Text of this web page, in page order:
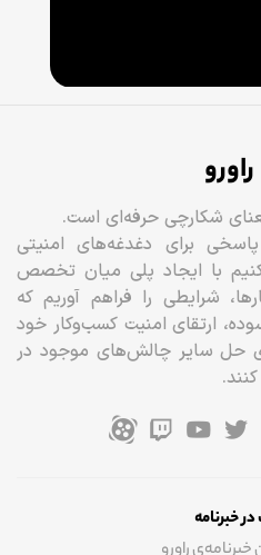
راورو
شکارچی حرفه‌ای است.
برای دغدغه‌های امنیتی
با ایجاد پلی میان تخصص
شرایطی را فراهم آوریم که
ارتقای امنیت کسب‌وکار خود
حل سایر چالش‌های موجود در
خبرنامه